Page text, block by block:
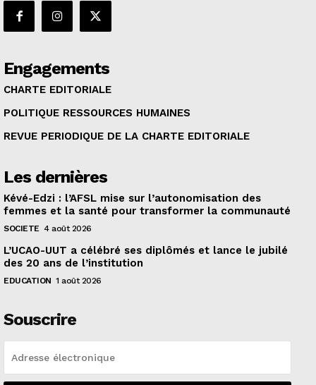
Engagements
CHARTE EDITORIALE
POLITIQUE RESSOURCES HUMAINES
REVUE PERIODIQUE DE LA CHARTE EDITORIALE
Les dernières
Kévé-Edzi : l’AFSL mise sur l’autonomisation des
femmes et la santé pour transformer la communauté
SOCIETE 4 août 2026
L’UCAO-UUT a célébré ses diplômés et lance le jubilé
des 20 ans de l’institution
EDUCATION 1 août 2026
Souscrire